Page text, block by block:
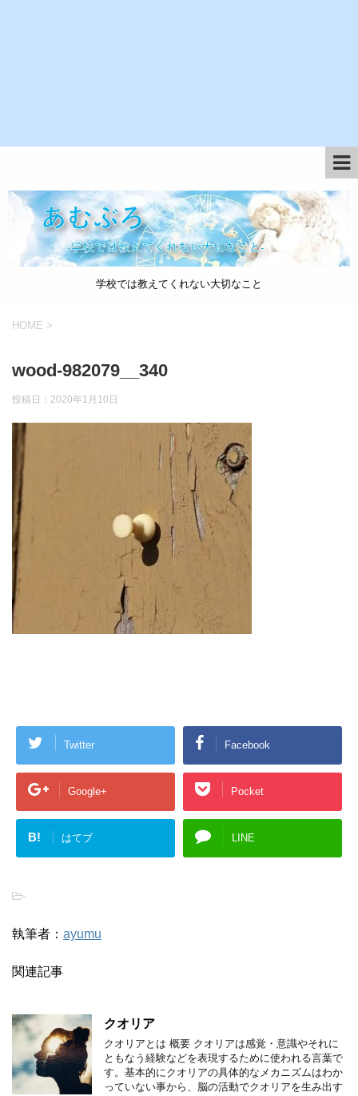
学校では教えてくれない大切なこと
HOME >
wood-982079__340
投稿日： 2020年1月10日
Twitter Facebook
Google+ Pocket
B! はてブ LINE
-
執筆者： ayumu
関連記事
クオリア
クオリアとは 概要 クオリアは感覚・意識やそれに
ともなう経験などを表現するために使われる言葉で
す。基本的にクオリアの具体的なメカニズムはわか
っていない事から、脳の活動でクオリアを生み出す